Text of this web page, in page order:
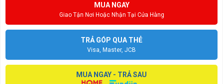
MUA NGAY
Giao Tận Nơi Hoặc Nhận Tại Cửa Hàng
TRẢ GÓP QUA THẺ
Visa, Master, JCB
MUA NGAY - TRẢ SAU